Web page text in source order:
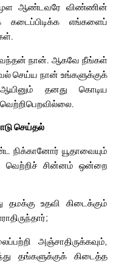
ஆண்டவரே விண்ணின்
எங்களைப்
நான். ஆகவே நீங்கள்
செய்ய நான் உங்களுக்குக்
தனது கொடிய
செய்தல்
நிக்கானோர் யூதாவையும்
வெற்றிச் சின்னம் ஒன்றை
தமக்கு உதவி கிடைக்கும்
அஞ்சாதிருக்கவும்,
தங்களுக்குக் கிடைத்த